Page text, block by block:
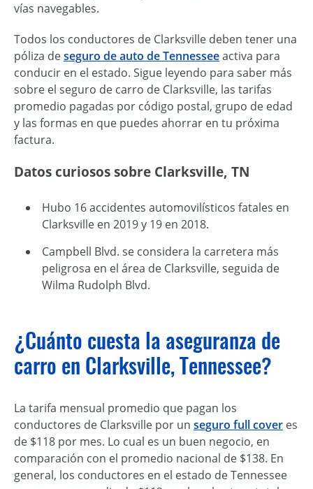
vías navegables.
Todos los conductores de Clarksville deben tener una
póliza deseguro de auto de Tennesseeactiva para
conducir en el estado. Sigue leyendo para saber más
sobre el seguro de carro de Clarksville, las tarifas
promedio pagadas por código postal, grupo de edad
y las formas en que puedes ahorrar en tu próxima
factura.
Datos curiosos sobre Clarksville, TN
Hubo 16 accidentes automovilísticos fatales en
Clarksville en 2019 y 19 en 2018.
Campbell Blvd. se considera la carretera más
peligrosa en el área de Clarksville, seguida de
Wilma Rudolph Blvd.
¿Cuánto cuesta la aseguranza de
carro en Clarksville, Tennessee?
La tarifa mensual promedio que pagan los
conductores de Clarksville por un seguro full cover es
de $118 por mes. Lo cual es un buen negocio, en
comparación con el promedio nacional de $138. En
general, los conductores en el estado de Tennessee